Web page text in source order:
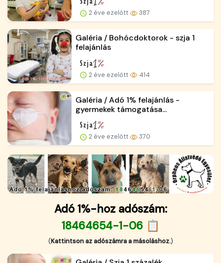
2 éve ezelőtt 387
Galéria / Bohócdoktorok - szja 1
felajánlás
2 éve ezelőtt 414
Galéria / Adó 1% felajánlás -
gyermekek támogatása...
2 éve ezelőtt 370
Adó 1%-hoz adószám:
18464654-1-06 📋
(Kattintson az adószámra a másoláshoz.)